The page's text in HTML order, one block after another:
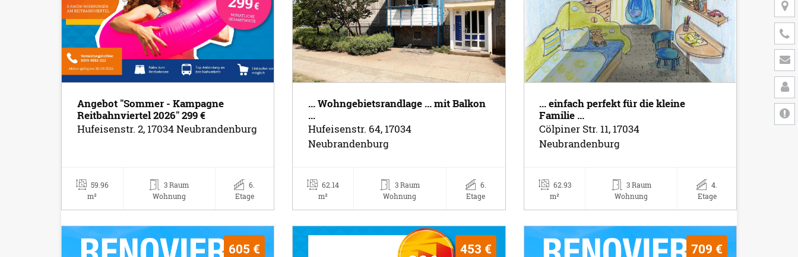
Angebot "Sommer - Kampagne
Reitbahnviertel 2026" 299 €
Hufeisenstr. 2, 17034 Neubrandenburg
59.96
m²
3 Raum
Wohnung
6.
Etage
... Wohngebietsrandlage ... mit Balkon
...
Hufeisenstr. 64, 17034
Neubrandenburg
62.14
m²
3 Raum
Wohnung
6.
Etage
... einfach perfekt für die kleine
Familie ...
Cölpiner Str. 11, 17034
Neubrandenburg
62.93
m²
3 Raum
Wohnung
4.
Etage
605 € 453 € 709 €